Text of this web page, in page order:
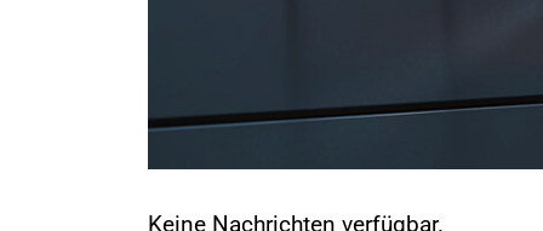
Keine Nachrichten verfügbar.